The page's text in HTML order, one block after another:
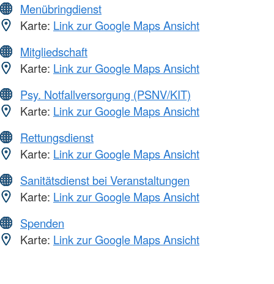
Menübringdienst
Karte: Link zur Google Maps Ansicht
Mitgliedschaft
Karte: Link zur Google Maps Ansicht
Psy. Notfallversorgung (PSNV/KIT)
Karte: Link zur Google Maps Ansicht
Rettungsdienst
Karte: Link zur Google Maps Ansicht
Sanitätsdienst bei Veranstaltungen
Karte: Link zur Google Maps Ansicht
Spenden
Karte: Link zur Google Maps Ansicht